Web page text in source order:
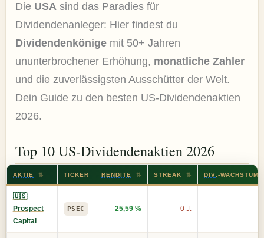
Die USAsind das Paradies für
Dividendenanleger: Hier findest du
Dividendenkönigemit 50+ Jahren
ununterbrochener Erhöhung, monatliche Zahler
und die zuverlässigsten Ausschütter der Welt.
Dein Guide zu den besten US-Dividendenaktien
2026.
Top 10 US-Dividendenaktien 2026
AKTIE ⇅ TICKER RENDITE ⇅ STREAK ⇅ DIV .-WACHSTUM
🇺🇸
Prospect
Capital
PSEC 25,59 % 0 J.